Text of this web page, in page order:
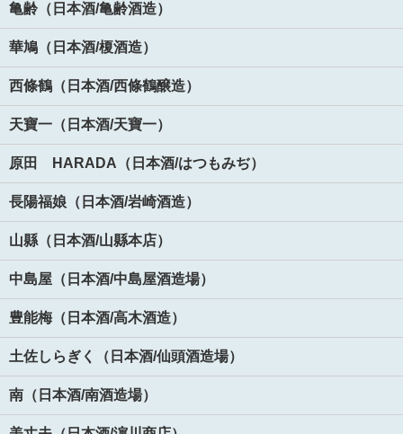
亀齢（日本酒/亀齢酒造）
華鳩（日本酒/榎酒造）
西條鶴（日本酒/西條鶴醸造）
天寶一（日本酒/天寶一）
原田 HARADA（日本酒/はつもみぢ）
長陽福娘（日本酒/岩崎酒造）
山縣（日本酒/山縣本店）
中島屋（日本酒/中島屋酒造場）
豊能梅（日本酒/高木酒造）
土佐しらぎく（日本酒/仙頭酒造場）
南（日本酒/南酒造場）